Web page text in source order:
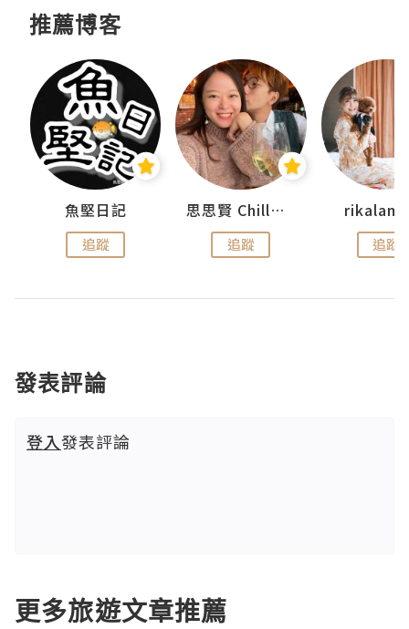
推薦博客
魚堅日記
追蹤
思思賢 ChillMyBabe
追蹤 追蹤
發表評論
登入發表評論
更多旅遊文章推薦